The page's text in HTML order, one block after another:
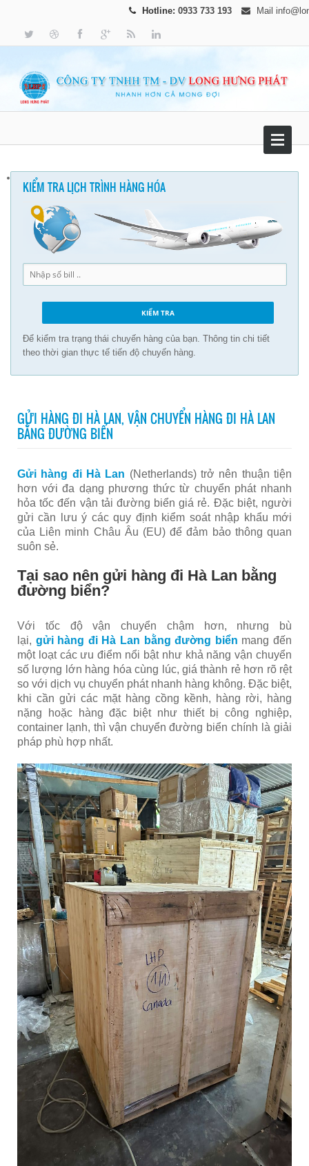
Hotline: 0933 733 193 Mail
KIỂM TRA LỊCH TRÌNH HÀNG HÓA
Để kiểm tra trạng thái chuyến hàng của bạn. Thông tin chi tiết
theo thời gian thực tế tiến độ chuyến hàng.
GỬI HÀNG ĐI HÀ LAN, VẬN CHUYỂN HÀNG ĐI HÀ LAN
BẰNG ĐƯỜNG BIỂN
Gửi hàng đi Hà Lan (Netherlands) trở nên thuận tiện
hơn với đa dạng phương thức từ chuyển phát nhanh
hỏa tốc đến vận tải đường biển giá rẻ. Đặc biệt, người
gửi cần lưu ý các quy định kiểm soát nhập khẩu mới
của Liên minh Châu Âu (EU) để đảm bảo thông quan
suôn sẻ.
Tại sao nên gửi hàng đi Hà Lan bằng
đường biển?
Với tốc độ vận chuyển chậm hơn, nhưng bù
lại, gửi hàng đi Hà Lan bằng đường biển mang đến
một loạt các ưu điểm nổi bật như khả năng vận chuyển
số lượng lớn hàng hóa cùng lúc, giá thành rẻ hơn rõ rệt
so với dịch vụ chuyển phát nhanh hàng không. Đặc biệt,
khi cần gửi các mặt hàng cồng kềnh, hàng rời, hàng
nặng hoặc hàng đặc biệt như thiết bị công nghiệp,
container lạnh, thì vận chuyển đường biển chính là giải
pháp phù hợp nhất.